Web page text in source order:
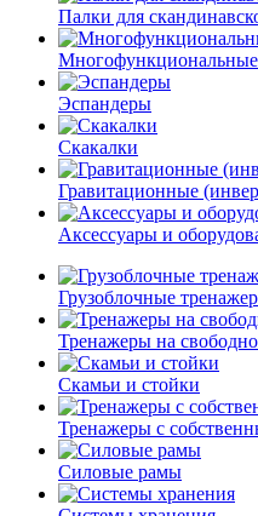
Палки для
Многофункциональные
Эспандеры
Скакалки
Гравитационные
Аксессуары и
Грузоблочные
Тренажеры на
Скамьи и стойки
Тренажеры с
Силовые рамы